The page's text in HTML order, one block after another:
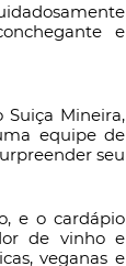
e
Mineira,
equipe de
seu
e o cardápio
de vinho e
veganas e